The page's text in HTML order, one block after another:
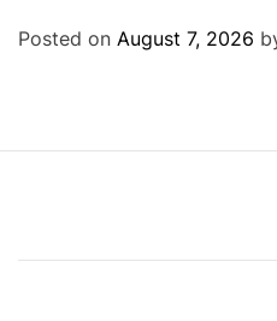
Posted on August 7, 2026